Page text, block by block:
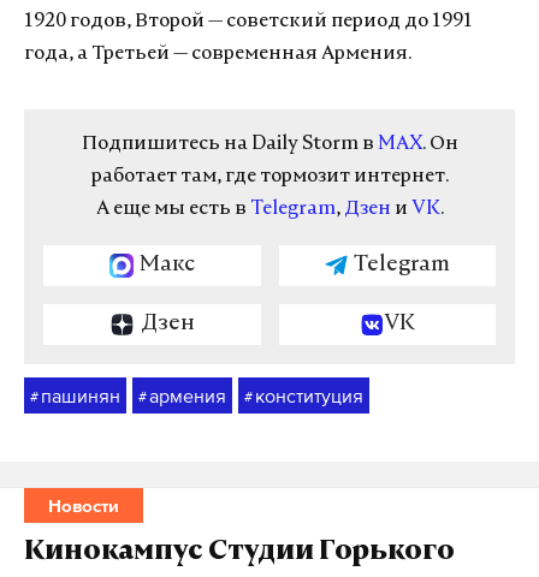
1920 годов, Второй — советский период до 1991
года, а Третьей — современная Армения.
Подпишитесь на Daily Storm в MAX. Он
работает там, где тормозит интернет.
А еще мы есть в Telegram, Дзен и VK.
Макс Telegram
Дзен VK
# пашинян #армения # конституция
Новости
Кинокампус Студии Горького